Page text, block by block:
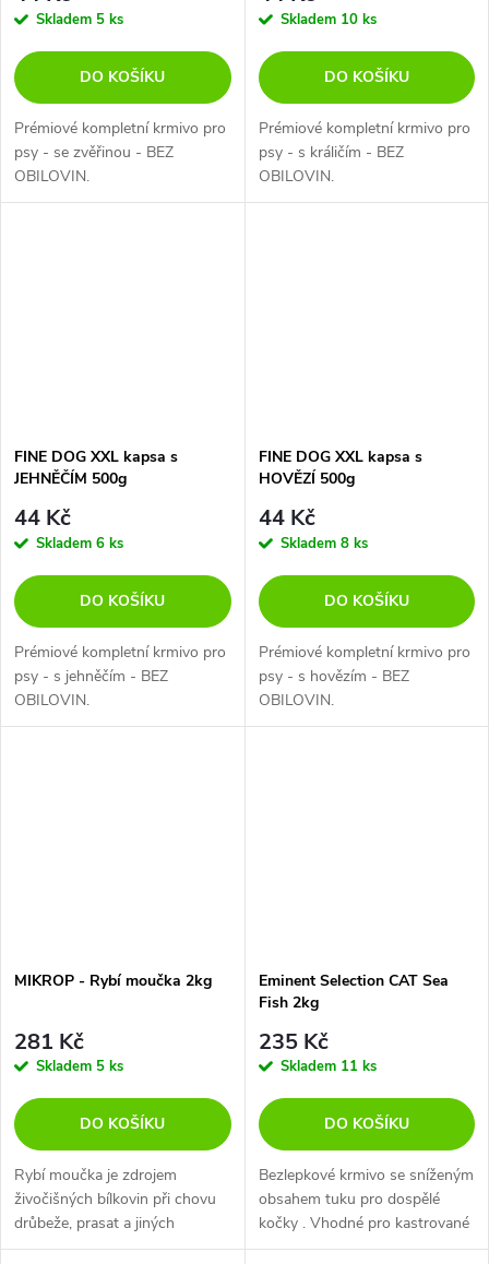
Skladem 5 ks
DO KOŠÍKU
Prémiové kompletní krmivo pro
psy - se zvěřinou - BEZ
OBILOVIN.
Skladem 10 ks
DO KOŠÍKU
Prémiové kompletní krmivo pro
psy - s králičím - BEZ
OBILOVIN.
FINE DOG XXL kapsa s
JEHNĚČÍM 500g
44 Kč
Skladem 6 ks
DO KOŠÍKU
Prémiové kompletní krmivo pro
psy - s jehněčím - BEZ
OBILOVIN.
FINE DOG XXL kapsa s
HOVĚZÍ 500g
44 Kč
Skladem 8 ks
DO KOŠÍKU
Prémiové kompletní krmivo pro
psy - s hovězím - BEZ
OBILOVIN.
MIKROP - Rybí moučka 2kg
281 Kč
Skladem 5 ks
DO KOŠÍKU
Rybí moučka je zdrojem
živočišných bílkovin při chovu
drůbeže, prasat a jiných
monogastrů.
Eminent Selection CAT Sea
Fish 2kg
235 Kč
Skladem 11 ks
DO KOŠÍKU
Bezlepkové krmivo se sníženým
obsahem tuku pro dospělé
kočky . Vhodné pro kastrované
a starší kočky nebo kočky s